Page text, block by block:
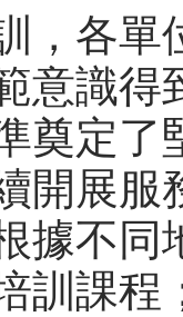
，各單
意識
奠定了
開展服
據不同
訓課程